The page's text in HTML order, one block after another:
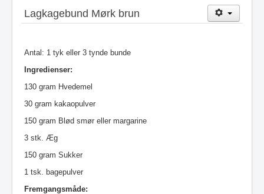
Lagkagebund Mørk brun
Antal: 1 tyk eller 3 tynde bunde
Ingredienser:
130 gram Hvedemel
30 gram kakaopulver
150 gram Blød smør eller margarine
3 stk. Æg
150 gram Sukker
1 tsk. bagepulver
Fremgangsmåde: